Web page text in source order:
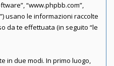
“www.phpbb.com”,
usano le informazioni raccolte
da te effettuata (in seguito “le
in due modi. In primo luogo,